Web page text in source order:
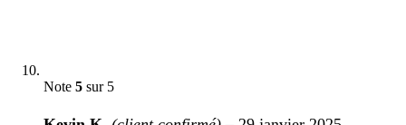
Note 5 sur 5